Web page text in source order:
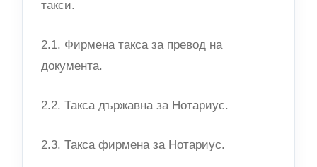
такси.
2.1. Фирмена такса за превод на
документа.
2.2. Такса държавна за Нотариус.
2.3. Такса фирмена за Нотариус.